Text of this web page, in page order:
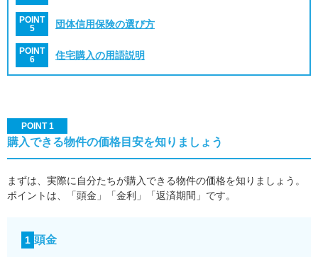
POINT
5
団体信用保険の選び方
POINT
6
住宅購入の用語説明
POINT 1
購入できる物件の価格目安を知りましょう
まずは、実際に自分たちが購入できる物件の価格を知りましょう。
ポイントは、「頭金」「金利」「返済期間」です。
1 頭金